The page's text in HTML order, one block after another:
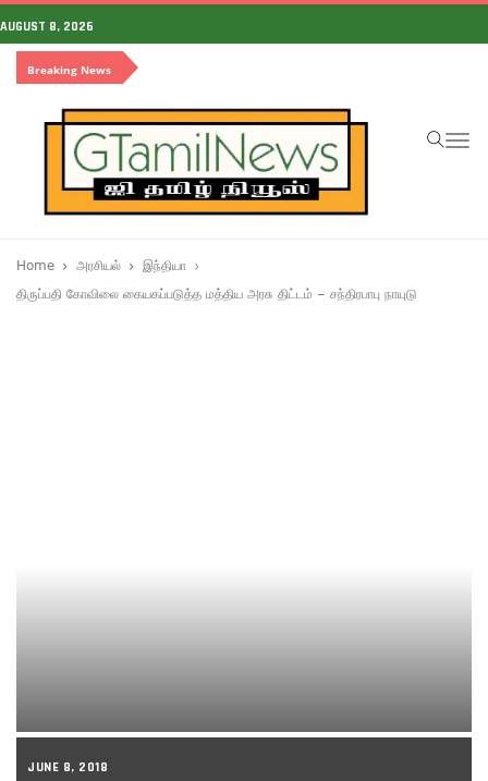
AUGUST 8, 2026
Breaking News
Home அரசியல்
இந்தியா
திருப்பதி கோவிலை கையகப்படுத்த மத்திய அரசு திட்டம் – சந்திரபாபு நாயுடு
JUNE 8, 2018